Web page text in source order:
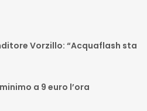
Vorzillo: “Acquaflash sta
a 9 euro l’ora